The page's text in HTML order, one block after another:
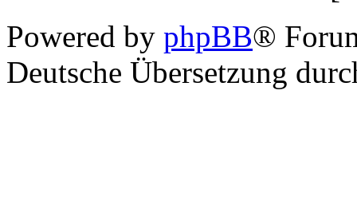
Powered by phpBB®
Deutsche Übersetzung